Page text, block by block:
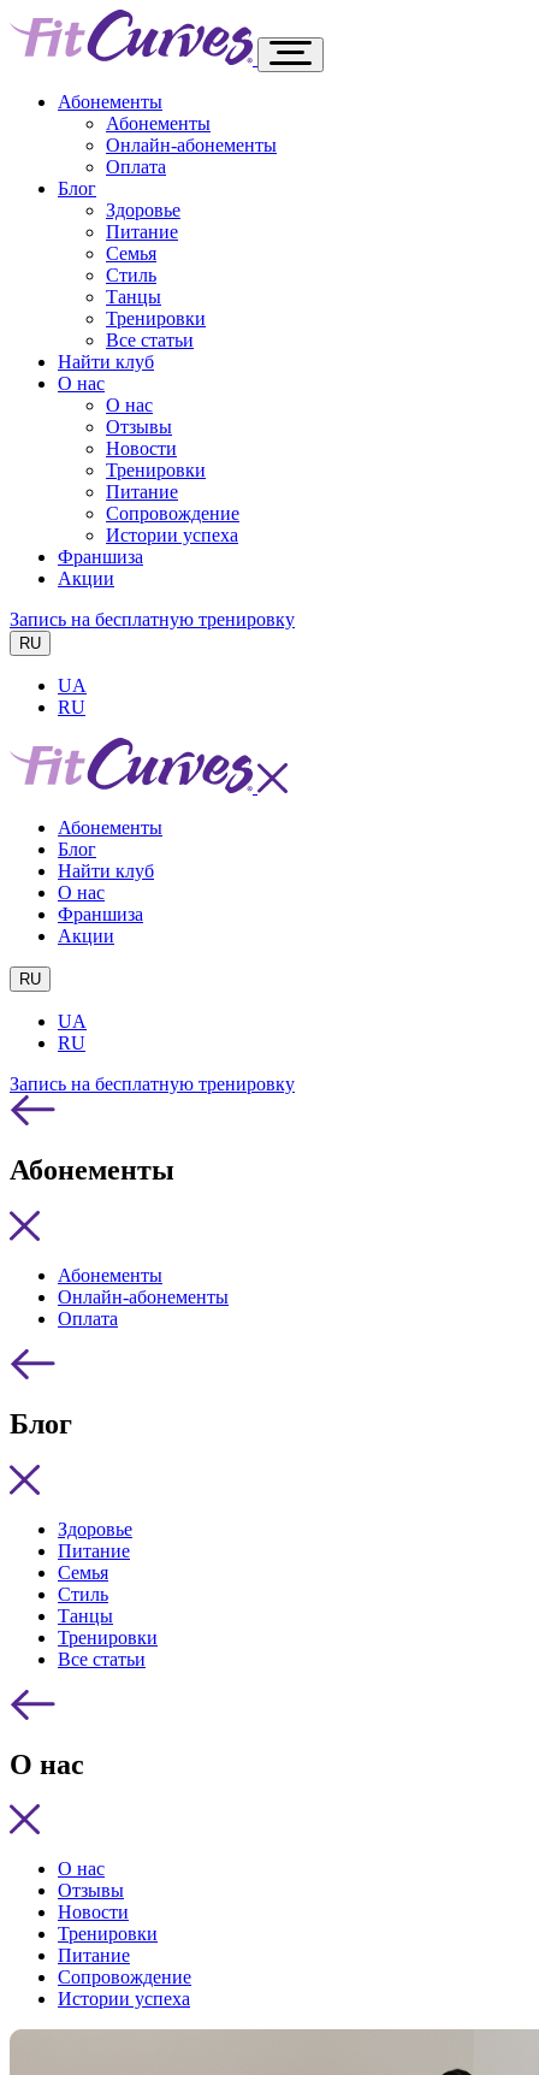
Абонементы
Абонементы
Онлайн-абонементы
Оплата
Блог
Здоровье
Питание
Семья
Стиль
Танцы
Тренировки
Все статьи
Найти клуб
О нас
О нас
Отзывы
Новости
Тренировки
Питание
Сопровождение
Истории успеха
Франшиза
Акции
Запись на бесплатную тренировку
RU
UA
RU
Абонементы
Блог
Найти клуб
О нас
Франшиза
Акции
RU
UA
RU
Запись на бесплатную тренировку
Абонементы
Абонементы
Онлайн-абонементы
Оплата
Блог
Здоровье
Питание
Семья
Стиль
Танцы
Тренировки
Все статьи
О нас
О нас
Отзывы
Новости
Тренировки
Питание
Сопровождение
Истории успеха